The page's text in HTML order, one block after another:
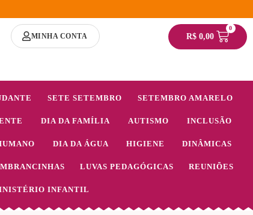
MINHA CONTA R$0,00
0
SETE SETEMBRO SETEMBRO AMARELO
DIA DA FAMÍLIA AUTISMO INCLUSÃO
DIA DA ÁGUA HIGIENE DINÂMICAS
LUVAS PEDAGÓGICAS REUNIÕES
INFANTIL